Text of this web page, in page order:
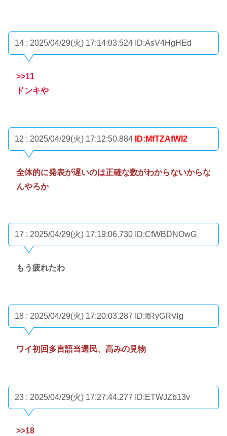
14 : 2025/04/29(火) 17:14:03.524 ID:AsV4HgHEd
>>11
ドンキや
12 : 2025/04/29(火) 17:12:50.884 ID:MfTZAfWI2
全体的に発表が遅いのは正確な数がわからないからな
んやろか
17 : 2025/04/29(火) 17:19:06.730 ID:CfWBDNOwG
もう疲れたわ
18 : 2025/04/29(火) 17:20:03.287 ID:ItRyGRVlg
ワイ初回多言語当選民、高みの見物
23 : 2025/04/29(火) 17:27:44.277 ID:ETWJZb13v
>>18